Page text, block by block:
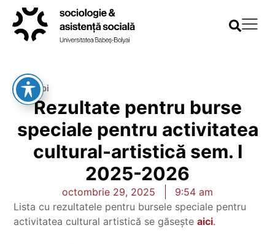
Înapoi
Rezultate pentru burse
speciale pentru activitatea
cultural-artistică sem. I
2025-2026
octombrie 29, 2025
9:54 am
Lista cu rezultatele pentru bursele speciale pentru
activitatea cultural artistică se găseșteaici.